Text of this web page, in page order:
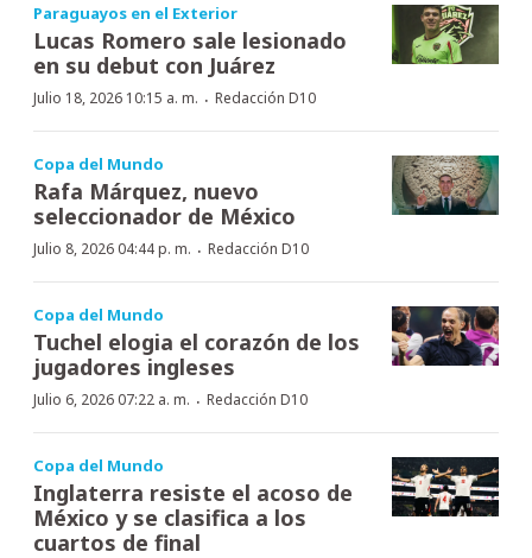
Paraguayos en el Exterior
Lucas Romero sale lesionado
en su debut con Juárez
Julio 18, 2026 10:15 a. m. · Redacción D10
Copa del Mundo
Rafa Márquez, nuevo
seleccionador de México
Julio 8, 2026 04:44 p. m. · Redacción D10
Copa del Mundo
Tuchel elogia el corazón de los
jugadores ingleses
Julio 6, 2026 07:22 a. m. · Redacción D10
Copa del Mundo
Inglaterra resiste el acoso de
México y se clasifica a los
cuartos de final